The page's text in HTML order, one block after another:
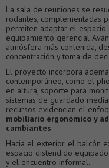
La sala de reuniones se
rodantes, complementadas
permiten adaptar el espacio
equipamiento gerencial
atmósfera más contenida,
concentración y toma de
El proyecto incorpora
contemporáneo, como el
en altura, soporte para
sistemas de guardado
recursos evidencian el
mobiliario ergonómico y
cambiantes.
Hacia el exterior, el balcón
espacio distendido
y el encuentro informal.